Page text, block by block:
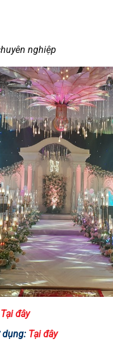
nghiệp
Tại đây
dụng: Tại đây